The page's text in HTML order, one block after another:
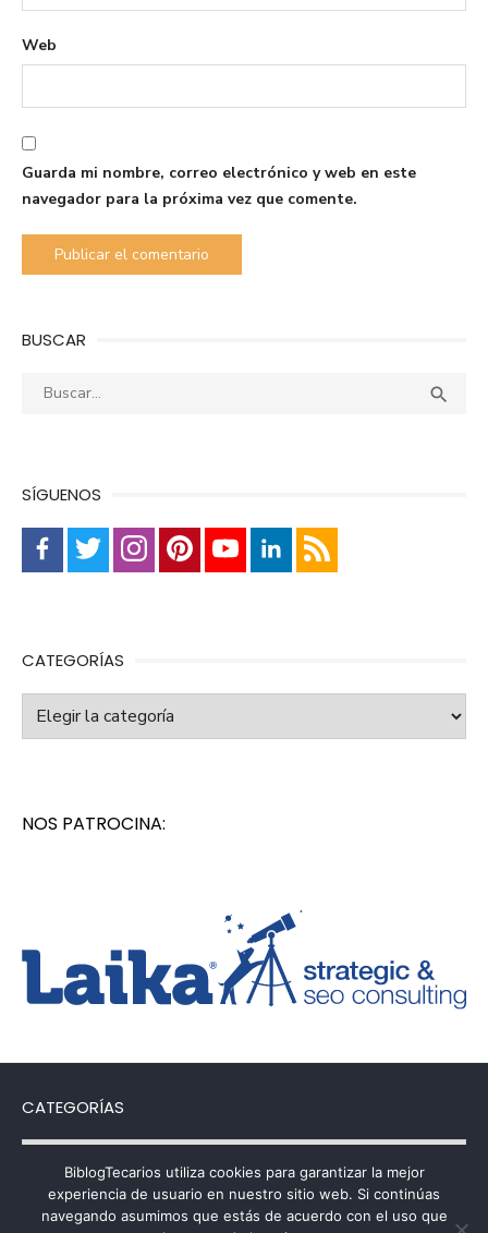
Web
Guarda mi nombre, correo electrónico y web en este
navegador para la próxima vez que comente.
BUSCAR
Buscar: 
SÍGUENOS
CATEGORÍAS
Categorías
NOS PATROCINA:
CATEGORÍAS
Categorías
BiblogTecarios utiliza cookies para garantizar la mejor
experiencia de usuario en nuestro sitio web. Si continúas
navegando asumimos que estás de acuerdo con el uso que